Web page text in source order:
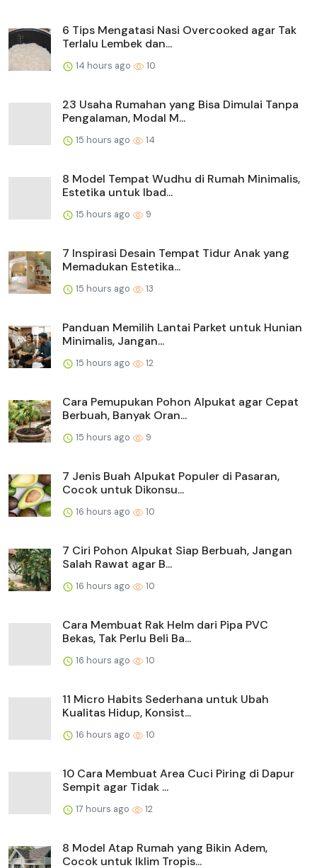
6 Tips Mengatasi Nasi Overcooked agar Tak
Terlalu Lembek dan...
14 hours ago 10
23 Usaha Rumahan yang Bisa Dimulai Tanpa
Pengalaman, Modal M...
15 hours ago 14
8 Model Tempat Wudhu di Rumah Minimalis,
Estetika untuk Ibad...
15 hours ago 9
7 Inspirasi Desain Tempat Tidur Anak yang
Memadukan Estetika...
15 hours ago 13
Panduan Memilih Lantai Parket untuk Hunian
Minimalis, Jangan...
15 hours ago 12
Cara Pemupukan Pohon Alpukat agar Cepat
Berbuah, Banyak Oran...
15 hours ago 9
7 Jenis Buah Alpukat Populer di Pasaran,
Cocok untuk Dikonsu...
16 hours ago 10
7 Ciri Pohon Alpukat Siap Berbuah, Jangan
Salah Rawat agar B...
16 hours ago 10
Cara Membuat Rak Helm dari Pipa PVC
Bekas, Tak Perlu Beli Ba...
16 hours ago 10
11 Micro Habits Sederhana untuk Ubah
Kualitas Hidup, Konsist...
16 hours ago 10
10 Cara Membuat Area Cuci Piring di Dapur
Sempit agar Tidak ...
17 hours ago 12
8 Model Atap Rumah yang Bikin Adem,
Cocok untuk Iklim Tropis...